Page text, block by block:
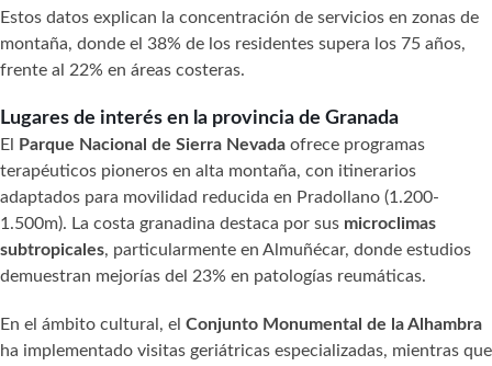
Estos datos explican la concentración de servicios en zonas de
montaña, donde el 38% de los residentes supera los 75 años,
frente al 22% en áreas costeras.
Lugares de interés en la provincia de Granada
El Parque Nacional de Sierra Nevada ofrece programas
terapéuticos pioneros en alta montaña, con itinerarios
adaptados para movilidad reducida en Pradollano (1.200-
1.500m). La costa granadina destaca por sus microclimas
subtropicales, particularmente en Almuñécar, donde estudios
demuestran mejorías del 23% en patologías reumáticas.
En el ámbito cultural, el Conjunto Monumental de la Alhambra
ha implementado visitas geriátricas especializadas, mientras que